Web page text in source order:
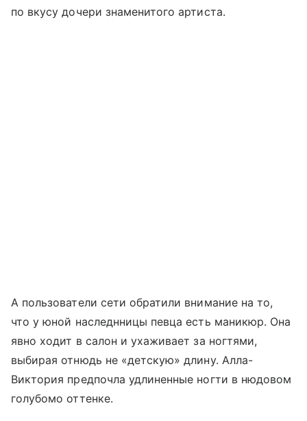
по вкусу дочери знаменитого артиста.
А пользователи сети обратили внимание на то,
что у юной наследнницы певца есть маникюр. Она
явно ходит в салон и ухаживает за ногтями,
выбирая отнюдь не «детскую» длину. Алла-
Виктория предпочла удлиненные ногти в нюдовом
голубомо оттенке.